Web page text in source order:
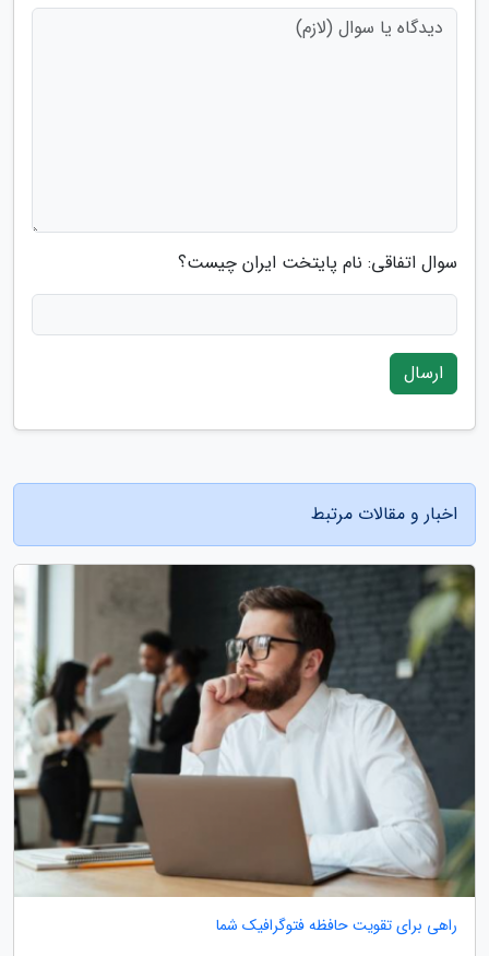
سوال اتفاقی: نام پایتخت ایران چیست؟
ارسال
اخبار و مقالات مرتبط
راهی برای تقویت حافظه فتوگرافیک شما